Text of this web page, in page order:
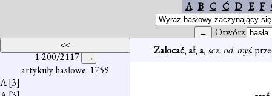
A B C Ć D E F
Otwórz
1-200/2117
artykuły hasłowe: 1759
A[3]
Zalocać,ał,a,scz. nd. myś.